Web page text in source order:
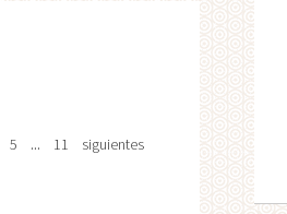
5 ... 11
siguientes